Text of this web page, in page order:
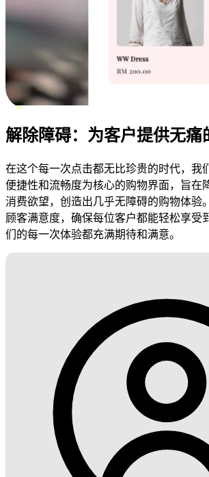
解除障碍：为客户提供无痛
在这个每一次点击都无比珍贵的时代，我
便捷性和流畅度为核心的购物界面，旨在
消费欲望，创造出几乎无障碍的购物体验
顾客满意度，确保每位客户都能轻松享受
们的每一次体验都充满期待和满意。